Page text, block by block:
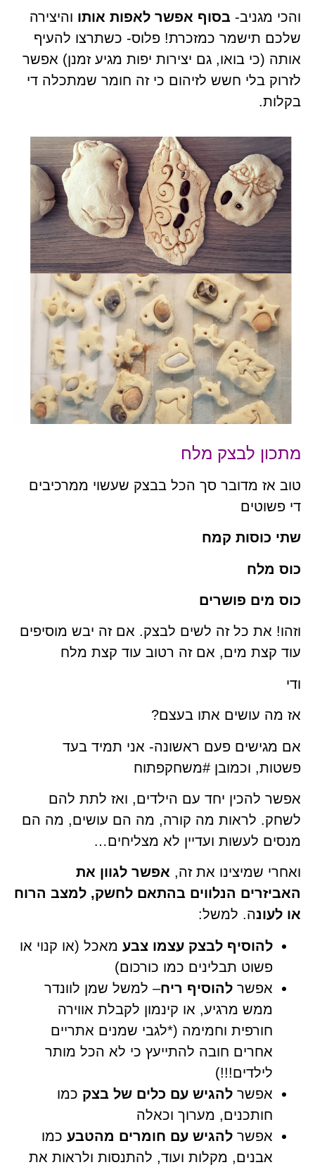
והכי מגניב- בסוף אפשר לאפות אותו והיצירה
שלכם תישמר כמזכרת! פלוס- כשתרצו להעיף
אותה (כי בואו, גם יצירות יפות מגיע זמנן) אפשר
לזרוק בלי חשש לזיהום כי זה חומר שמתכלה די
בקלות.
מתכון לבצק מלח
טוב אז מדובר סך הכל בבצק שעשוי ממרכיבים
די פשוטים
שתי כוסות קמח
כוס מלח
כוס מים פושרים
וזהו! את כל זה לשים לבצק. אם זה יבש מוסיפים
עוד קצת מים, אם זה רטוב עוד קצת מלח
ודי
אז מה עושים אתו בעצם?
אם מגישים פעם ראשונה- אני תמיד בעד
פשטות, וכמובן #משחקפתוח
אפשר להכין יחד עם הילדים, ואז לתת להם
לשחק. לראות מה קורה, מה הם עושים, מה הם
מנסים לעשות ועדיין לא מצליחים…
ואחרי שמיצינו את זה, אפשר לגוון את
האביזרים הנלווים בהתאם לחשק, למצב הרוח
או לעונה. למשל:
להוסיף לבצק עצמו צבע מאכל (או קנוי או
פשוט תבלינים כמו כורכום)
אפשר להוסיף ריח– למשל שמן לוונדר
ממש מרגיע, או קינמון לקבלת אווירה
חורפית וחמימה (*לגבי שמנים אתריים
אחרים חובה להתייעץ כי לא הכל מותר
לילדים!!!)
אפשר להגיש עם כלים של בצק כמו
חותכנים, מערוך וכאלה
אפשר להגיש עם חומרים מהטבע כמו
אבנים, מקלות ועוד, להתנסות ולראות את